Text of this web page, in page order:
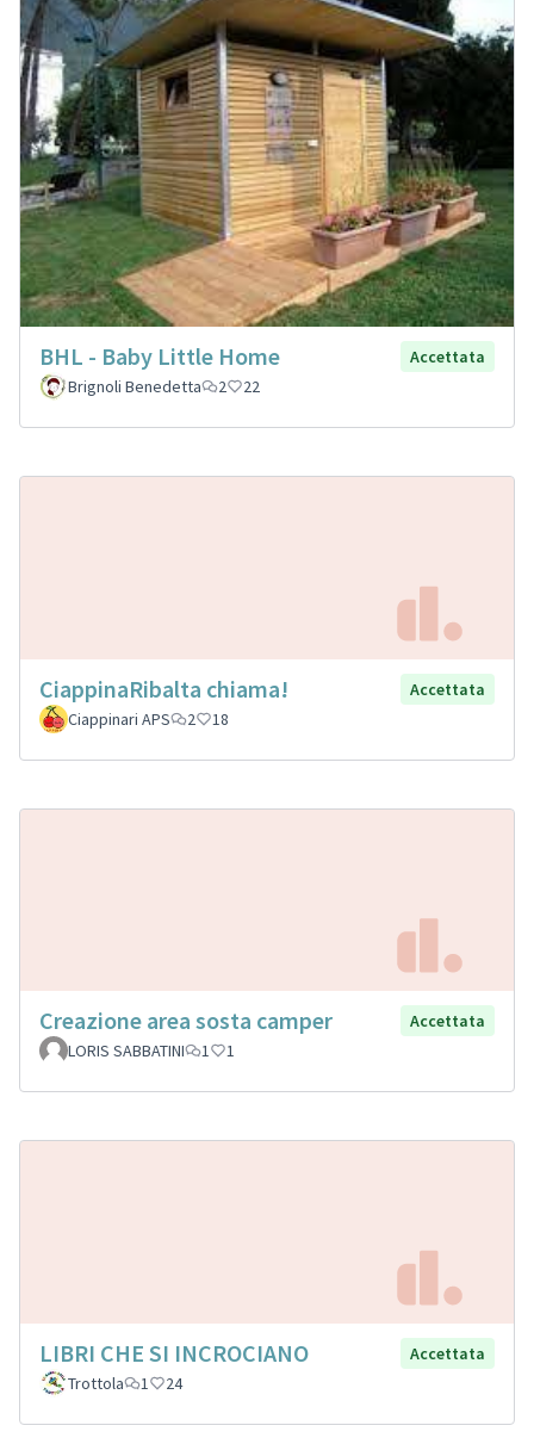
BHL - Baby Little Home
Accettata
Brignoli Benedetta
2 22
CiappinaRibalta chiama!
Accettata
Ciappinari APS
2 18
Creazione area sosta camper
Accettata
LORIS SABBATINI
1 1
LIBRI CHE SI INCROCIANO
Accettata
Trottola
1 24